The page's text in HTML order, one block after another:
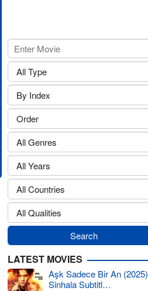
LATEST MOVIES
Aşk Sadece Bir An (2025)
Sinhala Subtitl…